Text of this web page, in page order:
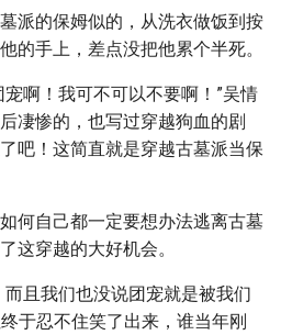
派的保姆似的，从洗衣做饭到按
的手上，差点没把他累个半死。
啊！我可不可以不要啊！”吴情
凄惨的，也写过穿越狗血的剧
吧！这简直就是穿越古墓派当保
何自己都一定要想办法逃离古墓
这穿越的大好机会。
且我们也没说团宠就是被我们
于忍不住笑了出来，谁当年刚